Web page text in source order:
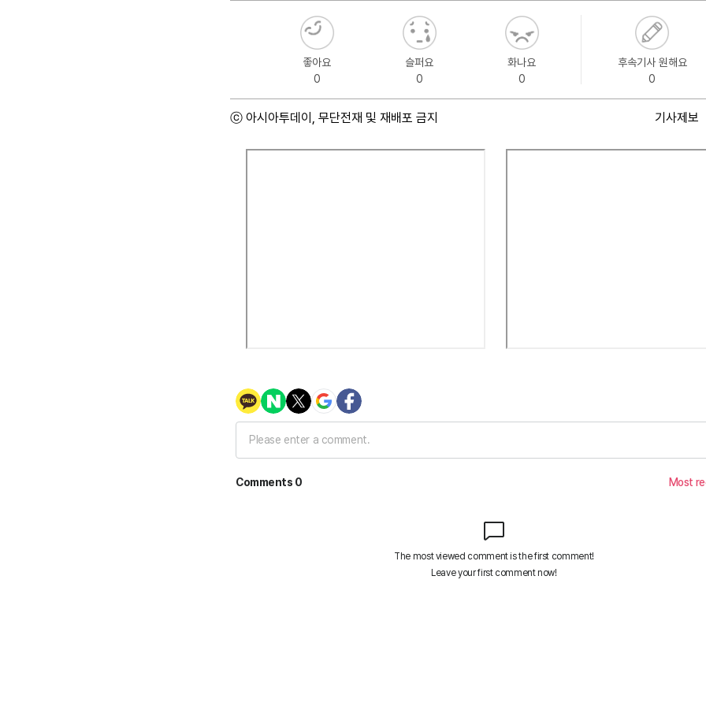
좋아요
0
슬퍼요
0
화나요
0
후속기사 원해요
0
ⓒ 아시아투데이, 무단전재 및 재배포 금지 기사제보